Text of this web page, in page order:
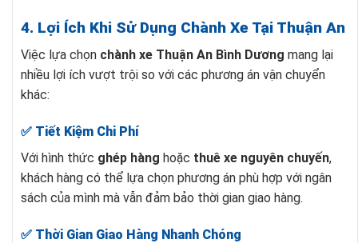
4. Lợi Ích Khi Sử Dụng Chành Xe Tại Thuận An
Việc lựa chọn chành xe Thuận An Bình Dương mang lại
nhiều lợi ích vượt trội so với các phương án vận chuyển
khác:
✅ Tiết Kiệm Chi Phí
Với hình thức ghép hàng hoặc thuê xe nguyên chuyến,
khách hàng có thể lựa chọn phương án phù hợp với ngân
sách của mình mà vẫn đảm bảo thời gian giao hàng.
✅ Thời Gian Giao Hàng Nhanh Chóng